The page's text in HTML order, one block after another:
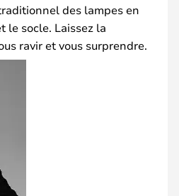
des lampes en
le socle. Laissez la
ravir et vous surprendre.